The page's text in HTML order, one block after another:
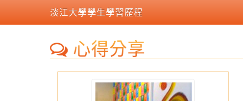
淡江大學學生學習歷程
心得分享